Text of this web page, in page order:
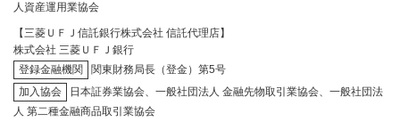
人資産運用業協会
【三菱ＵＦＪ信託銀行株式会社 信託代理店】
株式会社 三菱ＵＦＪ銀行
登録金融機関
関東財務局長（登金）第5号
加入協会
日本証券業協会、一般社団法人 金融先物取引業協会、一般社団法
人 第二種金融商品取引業協会